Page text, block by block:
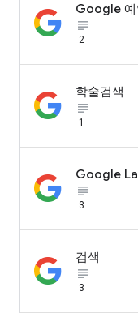
Google 예
2
학술검색
1
Google
3
검색
3